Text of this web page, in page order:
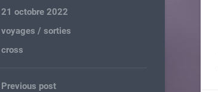
21 octobre 2022
voyages / sorties
cross
Previous post